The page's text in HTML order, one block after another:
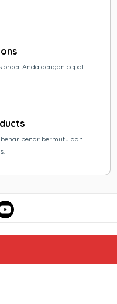
Anda dengan cepat.
benar bermutu dan